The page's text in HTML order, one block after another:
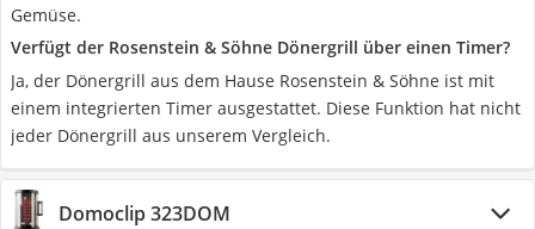
Gemüse.
Verfügt der Rosenstein & Söhne Dönergrill über einen Timer?
Ja, der Dönergrill aus dem Hause Rosenstein & Söhne ist mit
einem integrierten Timer ausgestattet. Diese Funktion hat nicht
jeder Dönergrill aus unserem Vergleich.
Domoclip 323DOM